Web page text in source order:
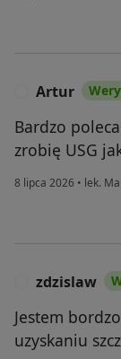
Artur
Bardzo
zrobię USG
8 lipca 2026 • lek.
zdzislaw
Jestem
uzyskaniu